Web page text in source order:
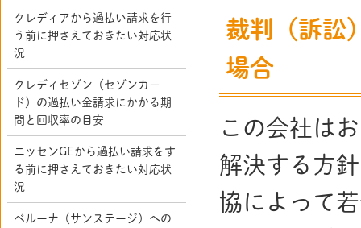
裁判（訴訟
場合
この会社は
解決する方
協によって
クレディアから過払い請求を行
う前に押さえておきたい対応状
況
クレディセゾン（セゾンカー
ド）の過払い金請求にかかる期
間と回収率の目安
ニッセンGEから過払い請求をす
る前に押さえておきたい対応状
況
ベルーナ（サンステージ）への